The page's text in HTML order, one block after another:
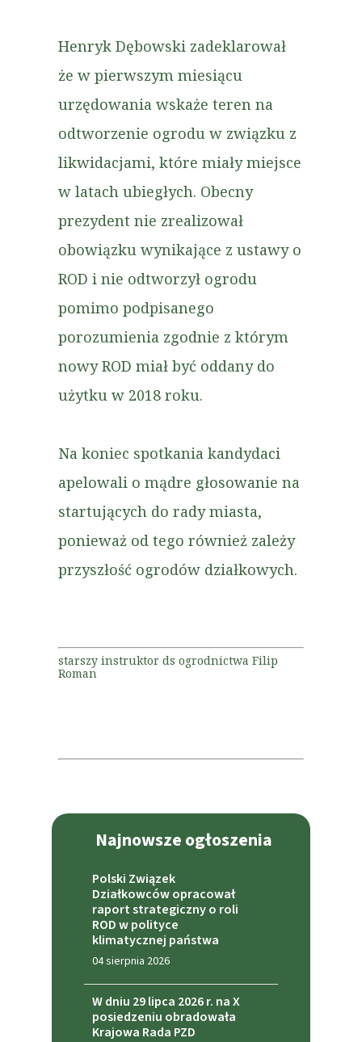
Najnowsze ogłoszenia
Polski Związek
Działkowców opracował
raport strategiczny o roli
ROD w polityce
klimatycznej państwa
04 sierpnia 2026
W dniu 29 lipca 2026 r. na X
posiedzeniu obradowała
Krajowa Rada PZD
Henryk Dębowski zadeklarował
że w pierwszym miesiącu
urzędowania wskaże teren na
odtworzenie ogrodu w związku z
likwidacjami, które miały miejsce
w latach ubiegłych. Obecny
prezydent nie zrealizował
obowiązku wynikające z ustawy o
ROD i nie odtworzył ogrodu
pomimo podpisanego
porozumienia zgodnie z którym
nowy ROD miał być oddany do
użytku w 2018 roku.
Na koniec spotkania kandydaci
apelowali o mądre głosowanie na
startujących do rady miasta,
ponieważ od tego również zależy
przyszłość ogrodów działkowych.
starszy instruktor ds ogrodnictwa Filip
Roman